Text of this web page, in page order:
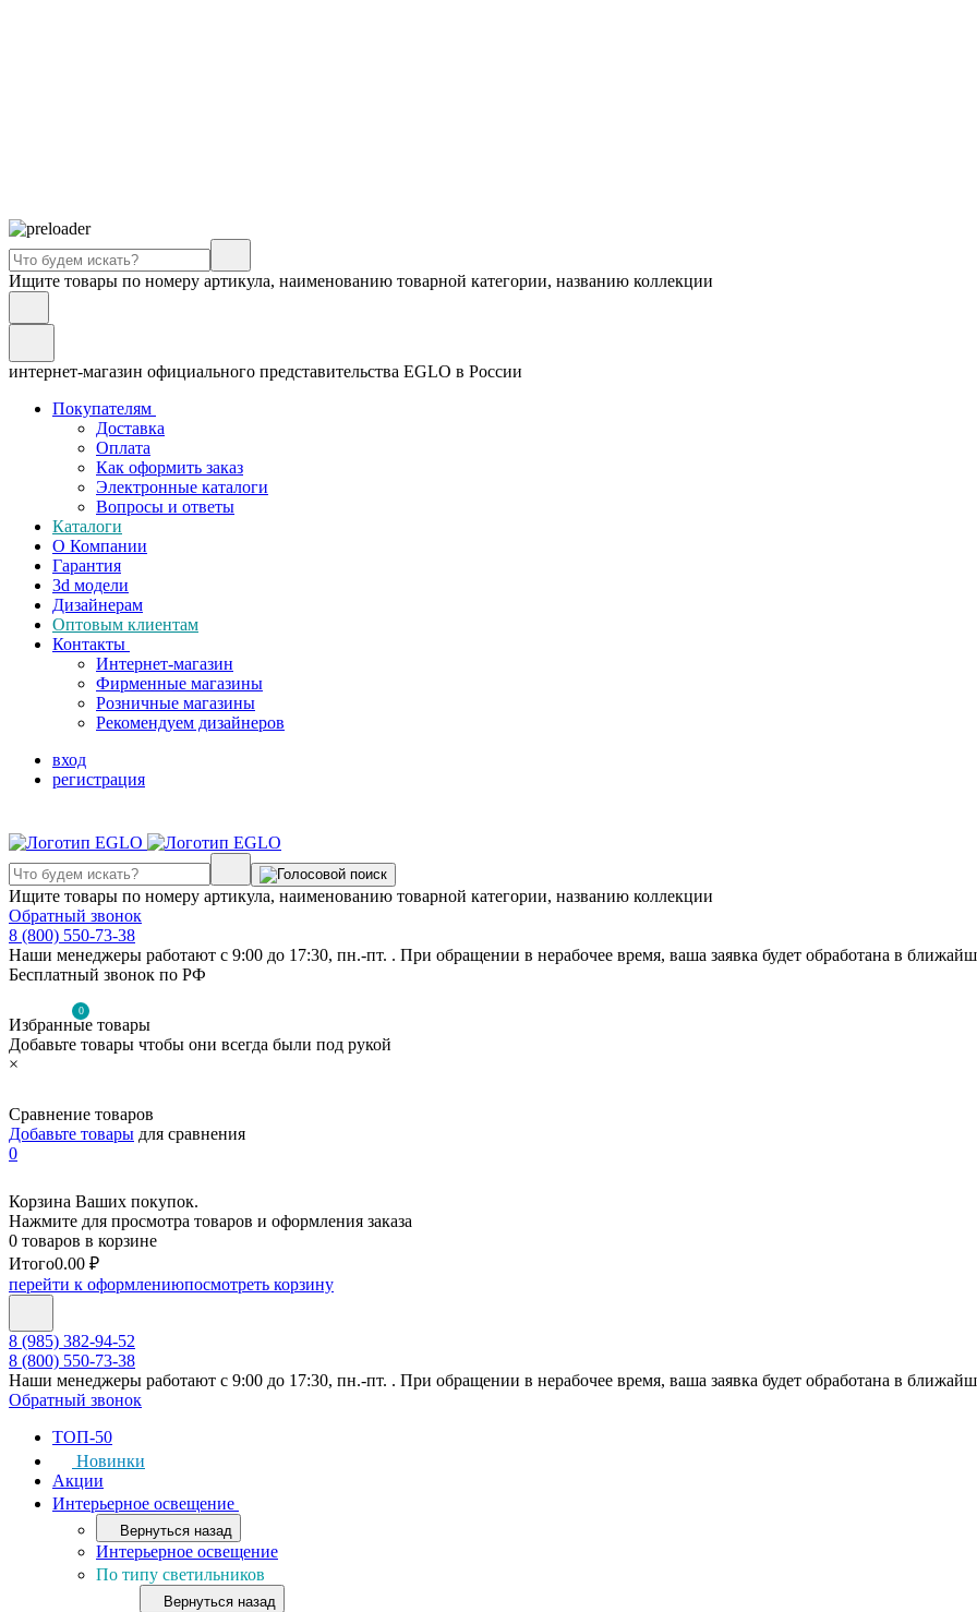
Ищите товары по номеру артикула, наименованию товарной категории, названию коллекции
интернет-магазин официального представительства EGLO в России
Покупателям
Доставка
Оплата
Как оформить заказ
Электронные каталоги
Вопросы и ответы
Каталоги
О Компании
Гарантия
3d модели
Дизайнерам
Оптовым клиентам
Контакты
Интернет-магазин
Фирменные магазины
Розничные магазины
Рекомендуем дизайнеров
вход
регистрация
Ищите товары по номеру артикула, наименованию товарной категории, названию коллекции
Обратный звонок
8 (800) 550-73-38
Наши менеджеры работают с 9:00 до 17:30, пн.-пт. . При обращении в нерабочее время, ваша заявка будет обработана в
Бесплатный звонок по РФ
0
Избранные товары
Добавьте товары чтобы они всегда были под рукой
×
Сравнение товаров
Добавьте товары для сравнения
0
Корзина Ваших покупок.
Нажмите для просмотра товаров и оформления заказа
0 товаров в корзине
Итого0.00 ₽
перейти к оформлениюпосмотреть корзину
8 (985) 382-94-52
8 (800) 550-73-38
Наши менеджеры работают с 9:00 до 17:30, пн.-пт. . При обращении в нерабочее время, ваша заявка будет обработана в
Обратный звонок
ТОП-50
Новинки
Акции
Интерьерное освещение
Вернуться назад
Интерьерное освещение
По типу светильников
Вернуться назад